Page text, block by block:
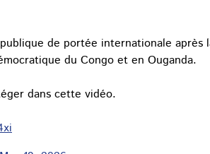
publique de portée internationale après
du Congo et en Ouganda.
dans cette vidéo.